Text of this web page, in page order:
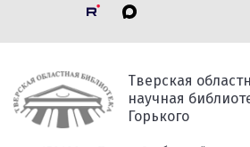
Тверская
научная
Горького